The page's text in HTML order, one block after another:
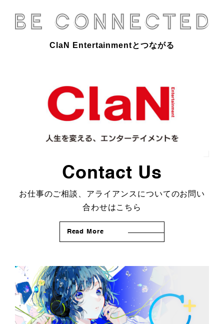
ClaN Entertainmentとつながる
Contact Us
お仕事のご相談、アライアンスについてのお問い
合わせはこちら
Read More